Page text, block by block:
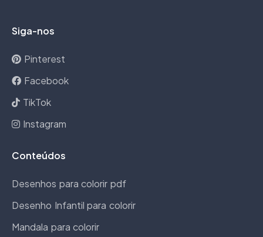
Siga-nos
Pinterest
Facebook
TikTok
Instagram
Conteúdos
Desenhos para colorir pdf
Desenho Infantil para colorir
Mandala para colorir